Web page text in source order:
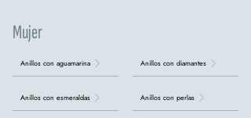
Mujer
Anillos con aguamarina
Anillos con esmeraldas
Anillos con diamantes
Anillos con perlas